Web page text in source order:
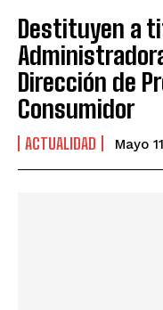
Destituyen a
Dirección de
Consumidor
ACTUALIDAD Mayo